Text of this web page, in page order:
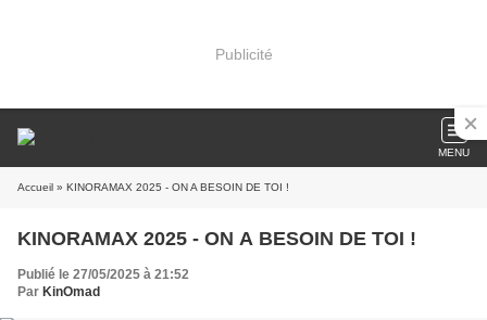
Publicité
MENU
Accueil » KINORAMAX 2025 - ON A BESOIN DE TOI !
KINORAMAX 2025 - ON A BESOIN DE TOI !
Publié le 27/05/2025 à 21:52
Par KinOmad